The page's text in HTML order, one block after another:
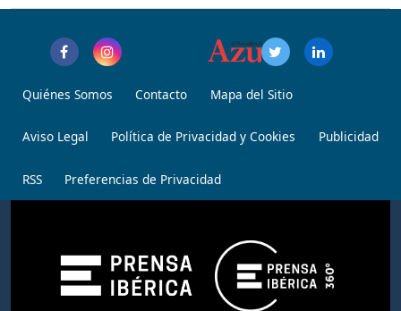
Quiénes Somos Contacto Mapa del Sitio
Aviso Legal Política de Privacidad y Cookies Publicidad
RSS Preferencias de Privacidad